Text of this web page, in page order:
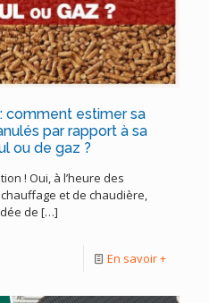
comment estimer sa
par rapport à sa
ou de gaz ?
! Oui, à l’heure des
et de chaudière,
de […]
En savoir +